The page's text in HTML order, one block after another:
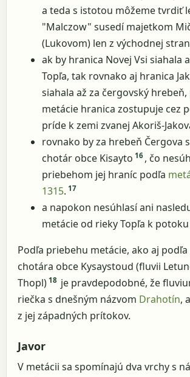
a teda s istotou môžeme tvrdiť
"Malczow" susedí majetkom
(Lukovom) len z východnej
ak by hranica Novej Vsi siahala
Topľa, tak rovnako aj hranica
siahala až za čergovský
metácie hranica zostupuje cez
príde k zemi zvanej Akoriš-
rovnako by za hrebeň Čergova
chotár obce Kisayto 16 , čo
priebehom jej hraníc podľa
1315. 17
a napokon nesúhlasí ani
metácie od rieky Topľa k potoku
Podľa priebehu metácie, ako aj
chotára obce Kysaystoud (fluvii
Thopl) 18 je pravdepodobné, že
riečka s dnešným názvom Drahotín,
z jej západných prítokov.
Javor
V metácii sa spomínajú dva vrchy s